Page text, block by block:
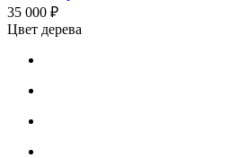
35 000 ₽
Цвет дерева